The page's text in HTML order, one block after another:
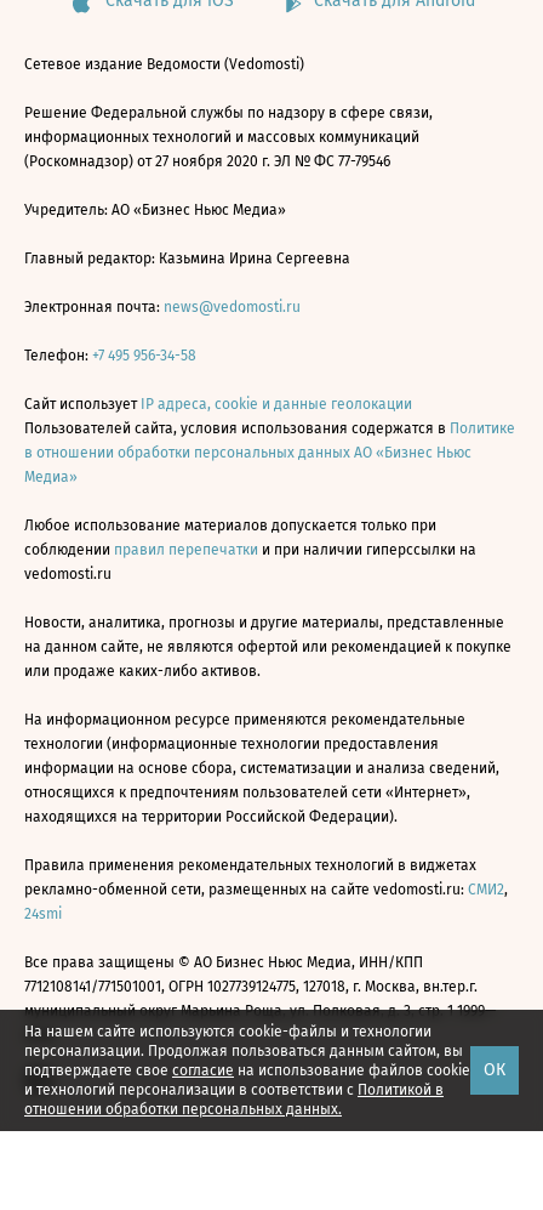
На нашем сайте используются cookie-файлы и технологии
персонализации. Продолжая пользоваться данным сайтом, вы
подтверждаете свое согласие на использование файлов cookie
и технологий персонализации в соответствии с Политикой в
отношении обработки персональных данных.
ОК
Сетевое издание Ведомости (Vedomosti)
Решение Федеральной службы по надзору в сфере связи,
информационных технологий и массовых коммуникаций
(Роскомнадзор) от 27 ноября 2020 г. ЭЛ № ФС 77-79546
Учредитель: АО «Бизнес Ньюс Медиа»
Главный редактор: Казьмина Ирина Сергеевна
Электронная почта: news@vedomosti.ru
Телефон: +7 495 956-34-58
Сайт использует IP адреса, cookie и данные геолокации
Пользователей сайта, условия использования содержатся в Политике
в отношении обработки персональных данных АО «Бизнес Ньюс
Медиа»
Любое использование материалов допускается только при
соблюдении правил перепечатки и при наличии гиперссылки на
vedomosti.ru
Новости, аналитика, прогнозы и другие материалы, представленные
на данном сайте, не являются офертой или рекомендацией к покупке
или продаже каких-либо активов.
На информационном ресурсе применяются рекомендательные
технологии (информационные технологии предоставления
информации на основе сбора, систематизации и анализа сведений,
относящихся к предпочтениям пользователей сети «Интернет»,
находящихся на территории Российской Федерации).
Правила применения рекомендательных технологий в виджетах
рекламно-обменной сети, размещенных на сайте vedomosti.ru: СМИ2,
24smi
Все права защищены © АО Бизнес Ньюс Медиа, ИНН/КПП
7712108141/771501001, ОГРН 1027739124775, 127018, г. Москва, вн.тер.г.
муниципальный округ Марьина Роща, ул. Полковая, д. 3, стр. 1 1999—
2026